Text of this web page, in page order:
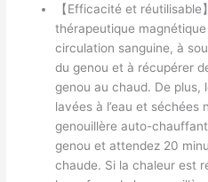
【Efficacité et
thérapeutique
circulation sanguine, à
du genou et à récupérer
genou au chaud. De plus,
lavées à l’eau et séchées
genouillère auto-
genou et attendez 20
chaude. Si la chaleur est